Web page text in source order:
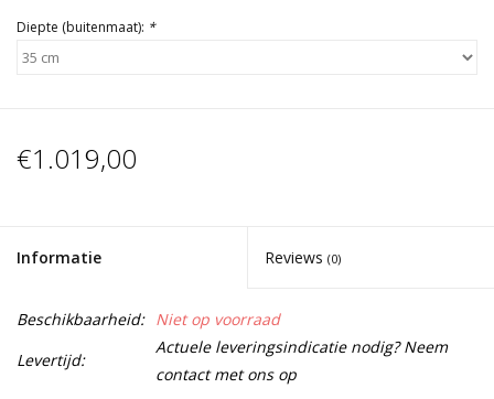
Diepte (buitenmaat): *
€1.019,00
Informatie Reviews (0)
Beschikbaarheid: Niet op voorraad
Levertijd:
Actuele leveringsindicatie nodig? Neem
contact met ons op